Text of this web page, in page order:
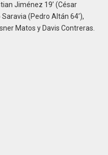
Jiménez 19’ (César
(Pedro Altán 64’),
Matos y Davis Contreras.